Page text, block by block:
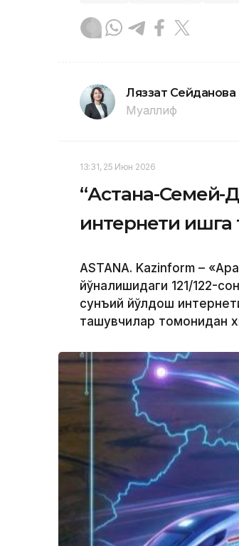
Ляззат Сейданова
Муаллиф
13:31, 25 Июн 2026
“Астана-Семей-
интернети
ASTANA. Kazinform –
йўналишидаги 121/122-
сунъий йўлдош
ташувчилар томонидан